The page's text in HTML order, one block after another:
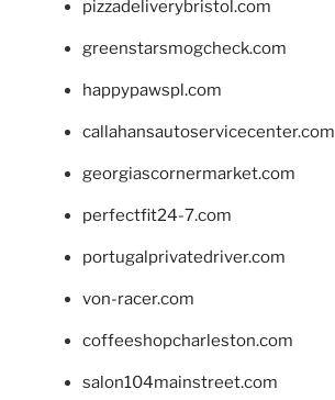
pizzadeliverybristol.com
greenstarsmogcheck.com
happypawspl.com
callahansautoservicecenter.com
georgiascornermarket.com
perfectfit24-7.com
portugalprivatedriver.com
von-racer.com
coffeeshopcharleston.com
salon104mainstreet.com